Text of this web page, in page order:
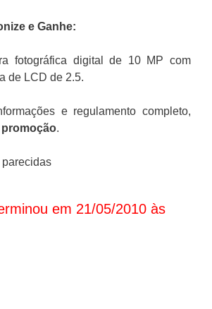
e Ganhe:
fotográfica digital de 10 MP com
de LCD de 2.5.
e regulamento completo,
promoção.
em 21/05/2010 às